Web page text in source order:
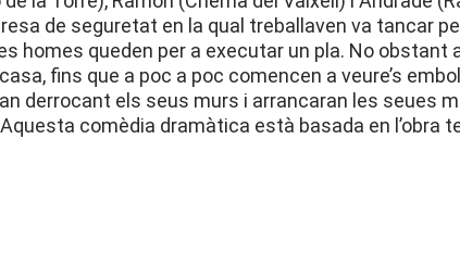
de seguretat en la qual treballaven va tancar
homes queden per a executar un pla. No obstant
fins que a poc a poc comencen a veure’s
derrocant els seus murs i arrancaran les seues
comèdia dramàtica està basada en l’obra